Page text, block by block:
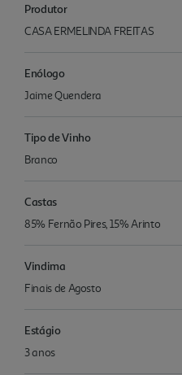
Produtor
CASA ERMELINDA FREITAS
Enólogo
Jaime Quendera
Tipo de Vinho
Branco
Castas
85% Fernão Pires, 15% Arinto
Vindima
Finais de Agosto
Estágio
3 anos